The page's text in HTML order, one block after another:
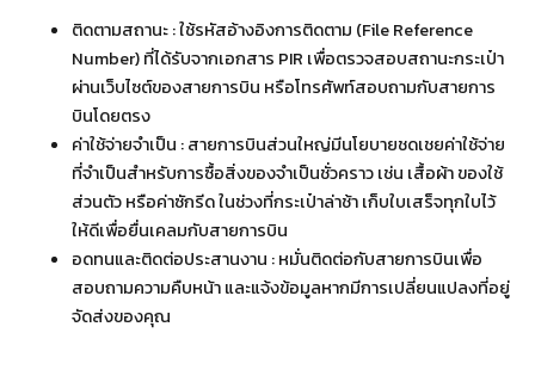
ติดตามสถานะ : ใช้รหัสอ้างอิงการติดตาม (File Reference
Number) ที่ได้รับจากเอกสาร PIR เพื่อตรวจสอบสถานะกระเป๋า
ผ่านเว็บไซต์ของสายการบิน หรือโทรศัพท์สอบถามกับสายการ
บินโดยตรง
ค่าใช้จ่ายจำเป็น : สายการบินส่วนใหญ่มีนโยบายชดเชยค่าใช้จ่าย
ที่จำเป็นสำหรับการซื้อสิ่งของจำเป็นชั่วคราว เช่น เสื้อผ้า ของใช้
ส่วนตัว หรือค่าซักรีด ในช่วงที่กระเป๋าล่าช้า เก็บใบเสร็จทุกใบไว้
ให้ดีเพื่อยื่นเคลมกับสายการบิน
อดทนและติดต่อประสานงาน : หมั่นติดต่อกับสายการบินเพื่อ
สอบถามความคืบหน้า และแจ้งข้อมูลหากมีการเปลี่ยนแปลงที่อยู่
จัดส่งของคุณ